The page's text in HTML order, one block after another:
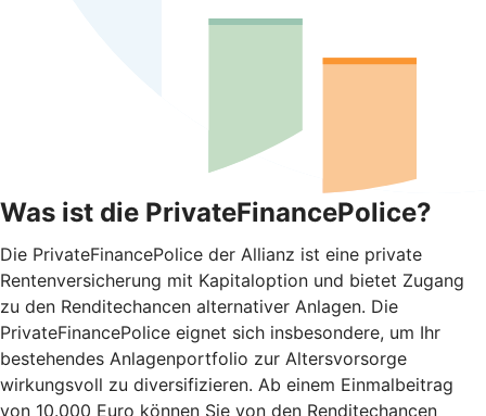
Was ist die PrivateFinancePolice?
Die PrivateFinancePolice der Allianz ist eine private
Rentenversicherung mit Kapitaloption und bietet Zugang
zu den Renditechancen alternativer Anlagen. Die
PrivateFinancePolice eignet sich insbesondere, um Ihr
bestehendes Anlagenportfolio zur Altersvorsorge
wirkungsvoll zu diversifizieren. Ab einem Einmalbeitrag
von 10.000 Euro können Sie von den Renditechancen